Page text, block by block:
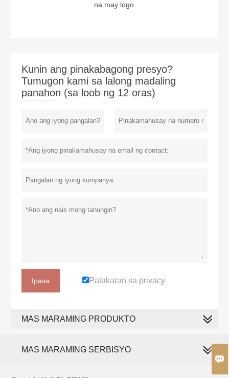

na may logo
Kunin ang pinakabagong presyo?
Tumugon kami sa lalong madaling
panahon (sa loob ng 12 oras)
Ipasa Patakaran sa privacy
MAS MARAMING PRODUKTO
MAS MARAMING SERBISYO